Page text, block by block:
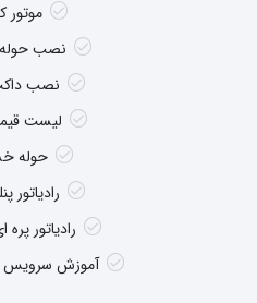
موتور
نصب
نصب
لیست
حوله
رادیاتور
رادیاتور
آموزش سرویس و